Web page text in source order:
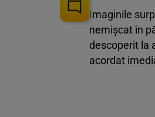
Imaginile
nemișcat în
descoperit la
acordat